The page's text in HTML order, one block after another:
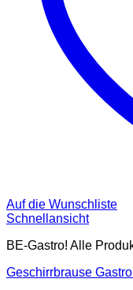
Auf die Wunschliste
Schnellansicht
BE-Gastro! Alle
Geschirrbrause